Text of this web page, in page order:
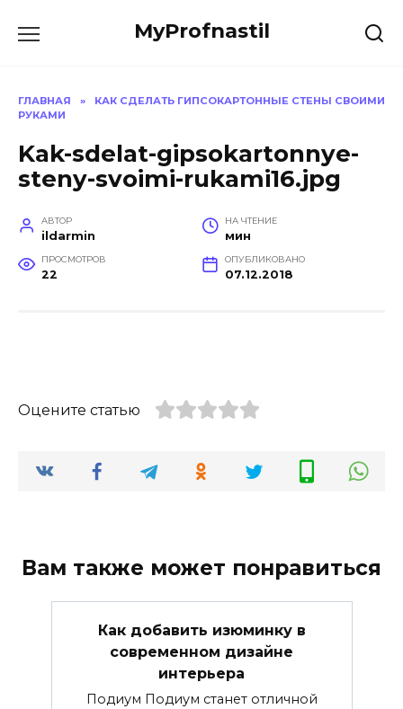
MyProfnastil
ГЛАВНАЯ »
КАК СДЕЛАТЬ ГИПСОКАРТОННЫЕ СТЕНЫ СВОИМИ
РУКАМИ
Kak-sdelat-gipsokartonnye-
steny-svoimi-rukami16.jpg
АВТОР
ildarmin
НА ЧТЕНИЕ
мин
ПРОСМОТРОВ
22
ОПУБЛИКОВАНО
07.12.2018
Оцените статью
Вам также может понравиться
Как добавить изюминку в
современном дизайне
интерьера
Подиум Подиум станет отличной